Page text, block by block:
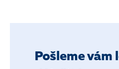
Pošleme vám